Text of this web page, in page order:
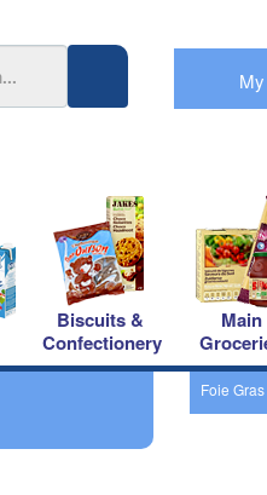
Biscuits &
Confectionery
Main
Foie Gras